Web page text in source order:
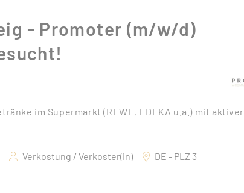
- Promoter (m/w/d)
im Supermarkt (REWE, EDEKA u.a.) mit aktiver
Verkostung / Verkoster(in) DE - PLZ 3